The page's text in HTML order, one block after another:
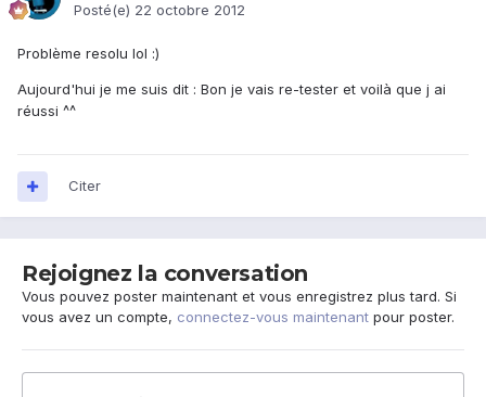
Posté(e) 22 octobre 2012
Problème resolu lol :)
Aujourd'hui je me suis dit : Bon je vais re-tester et voilà que j ai
réussi ^^
Citer
Rejoignez la conversation
Vous pouvez poster maintenant et vous enregistrez plus tard. Si
vous avez un compte, connectez-vous maintenant pour poster.